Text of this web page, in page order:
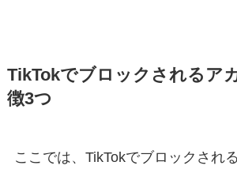
TikTokでブロックされるア
徴3つ
ここでは、TikTokでブロックされ